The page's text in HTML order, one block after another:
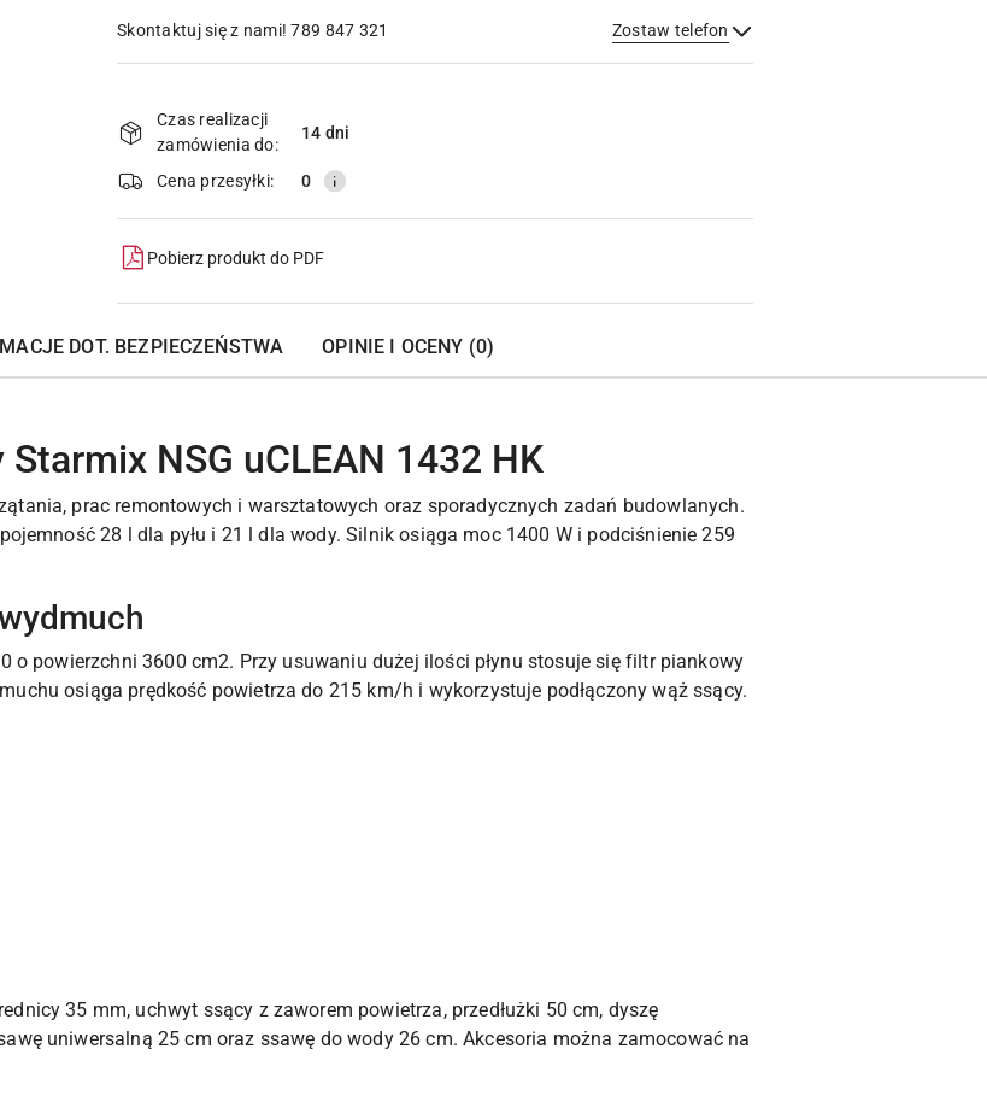
Skontaktuj się z nami! 789 847 321 Zostaw telefon
Wyślij
i
dostawa
Czas realizacji
zamówienia do:
14 dni
Cena przesyłki: 0
Pobierz produkt do PDF
DOT. BEZPIECZEŃSTWA OPINIE I OCENY (0)
NSG uCLEAN 1432 HK
prac remontowych i warsztatowych oraz sporadycznych zadań budowlanych.
28 l dla pyłu i 21 l dla wody. Silnik osiąga moc 1400 W i podciśnienie 259
o powierzchni 3600 cm2. Przy usuwaniu dużej ilości płynu stosuje się filtr piankowy
osiąga prędkość powietrza do 215 km/h i wykorzystuje podłączony wąż ssący.
35 mm, uchwyt ssący z zaworem powietrza, przedłużki 50 cm, dyszę
uniwersalną 25 cm oraz ssawę do wody 26 cm. Akcesoria można zamocować na